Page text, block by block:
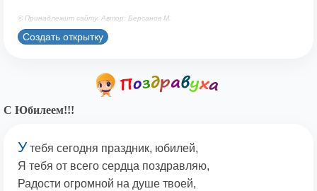
© Принадлежит сайту. Автор: Берсанов М.
Создать открытку
С Юбилеем!!!
У тебя сегодня праздник, юбилей,
Я тебя от всего сердца поздравляю,
Радости огромной на душе твоей,